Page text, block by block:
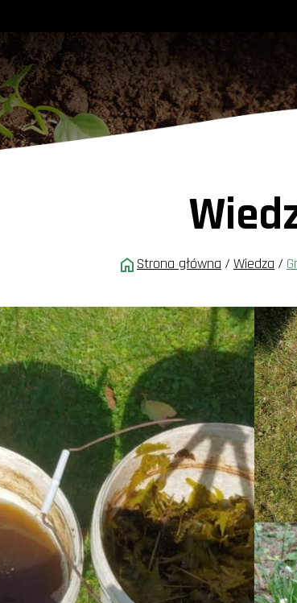
Strona główna / Wiedza /